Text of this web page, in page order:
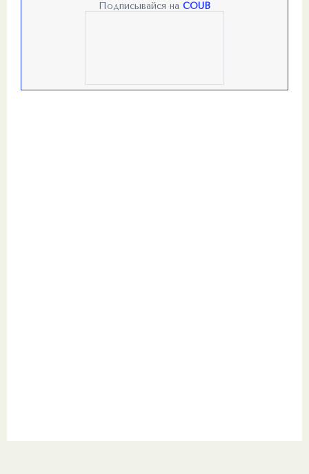
Подписывайся на COUB